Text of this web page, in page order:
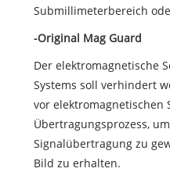
Submillimeterbereich
-Original Mag Guard
Der elektromagnetische
Systems soll verhindert
vor elektromagnetischen
Übertragungsprozess,
Signalübertragung zu
Bild zu erhalten.